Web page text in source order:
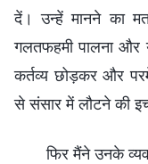
दें। उन्हें मानने का
गलतफहमी पालना और
कर्तव्य छोड़कर और
से संसार में लौटने की
फिर मैंने उनके